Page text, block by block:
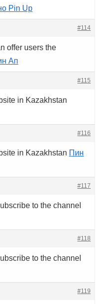
Pin Up
#114
offer users the
Ап
#115
in Kazakhstan
#116
in Kazakhstan Пин
#117
to the channel
#118
to the channel
#119